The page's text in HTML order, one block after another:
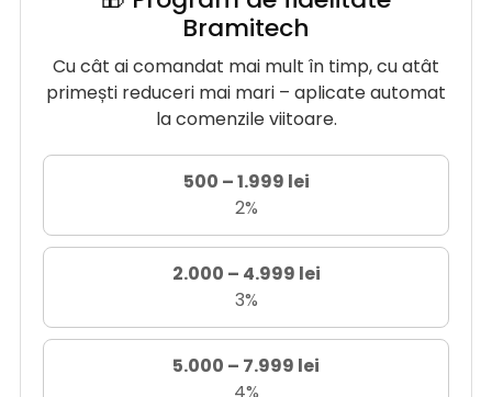
Bramitech
Cu cât ai comandat mai mult în timp, cu atât
primești reduceri mai mari – aplicate automat
la comenzile viitoare.
500 – 1.999 lei
2%
2.000 – 4.999 lei
3%
5.000 – 7.999 lei